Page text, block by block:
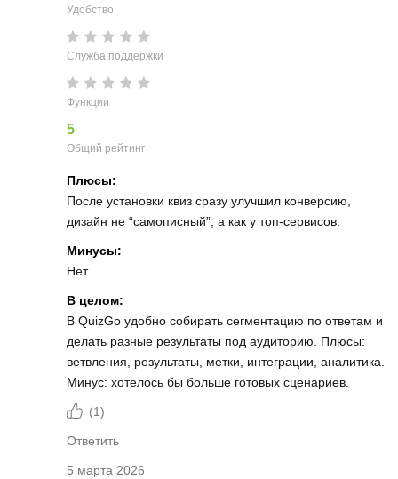
Удобство
Служба поддержки
Функции
5
Общий рейтинг
Плюсы:
После установки квиз сразу улучшил конверсию,
дизайн не “самописный”, а как у топ-сервисов.
Минусы:
Нет
В целом:
В QuizGo удобно собирать сегментацию по ответам и
делать разные результаты под аудиторию. Плюсы:
ветвления, результаты, метки, интеграции, аналитика.
Минус: хотелось бы больше готовых сценариев.
(1)
Ответить
5 марта 2026